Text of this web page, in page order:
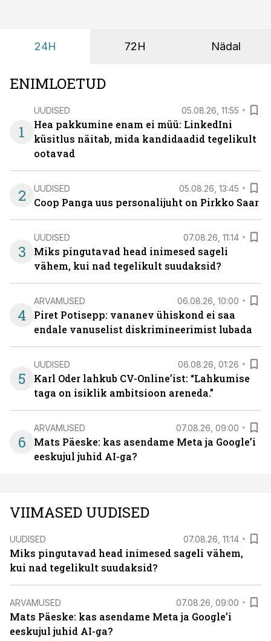
24H 72H Nädal
ENIMLOETUD
1
UUDISED 05.08.26, 11:55
Hea pakkumine enam ei müü: LinkedIni
küsitlus näitab, mida kandidaadid tegelikult
ootavad
2 UUDISED 05.08.26, 13:45
Coop Panga uus personalijuht on Pirkko Saar
3
UUDISED 07.08.26, 11:14
Miks pingutavad head inimesed sageli
vähem, kui nad tegelikult suudaksid?
4
ARVAMUSED 06.08.26, 10:00
Piret Potisepp: vananev ühiskond ei saa
endale vanuselist diskrimineerimist lubada
5
UUDISED 06.08.26, 01:26
Karl Oder lahkub CV-Online’ist: “Lahkumise
taga on isiklik ambitsioon areneda.”
6
ARVAMUSED 07.08.26, 09:00
Mats Päeske: kas asendame Meta ja Google’i
eeskujul juhid AI-ga?
VIIMASED UUDISED
UUDISED 07.08.26, 11:14
Miks pingutavad head inimesed sageli vähem,
kui nad tegelikult suudaksid?
ARVAMUSED 07.08.26, 09:00
Mats Päeske: kas asendame Meta ja Google’i
eeskujul juhid AI-ga?